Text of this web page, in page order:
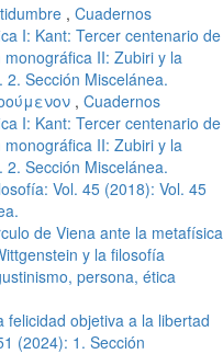
, Cuadernos
I: Kant: Tercer centenario de
II: Zubiri y la
Sección Miscelánea.
, Cuadernos
I: Kant: Tercer centenario de
II: Zubiri y la
Sección Miscelánea.
Vol. 45 (2018): Vol. 45
de Viena ante la metafísica
y la filosofía
persona, ética
objetiva a la libertad
(2024): 1. Sección